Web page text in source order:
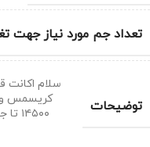
تعداد جم مورد نیاز جهت
توضیحات
سلام
کریسمس و